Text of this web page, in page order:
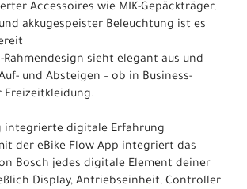
Accessoires wie MIK-Gepäckträger,
akkugespeister Beleuchtung ist es
Rahmendesign sieht elegant aus und
und Absteigen – ob in Business-
Freizeitkleidung.
integrierte digitale Erfahrung
der eBike Flow App integriert das
Bosch jedes digitale Element deiner
Display, Antriebseinheit, Controller